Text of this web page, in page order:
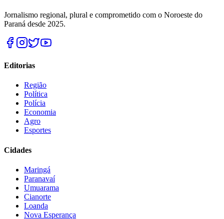
Jornalismo regional, plural e comprometido com o Noroeste do
Paraná desde 2025.
Editorias
Região
Política
Polícia
Economia
Agro
Esportes
Cidades
Maringá
Paranavaí
Umuarama
Cianorte
Loanda
Nova Esperança